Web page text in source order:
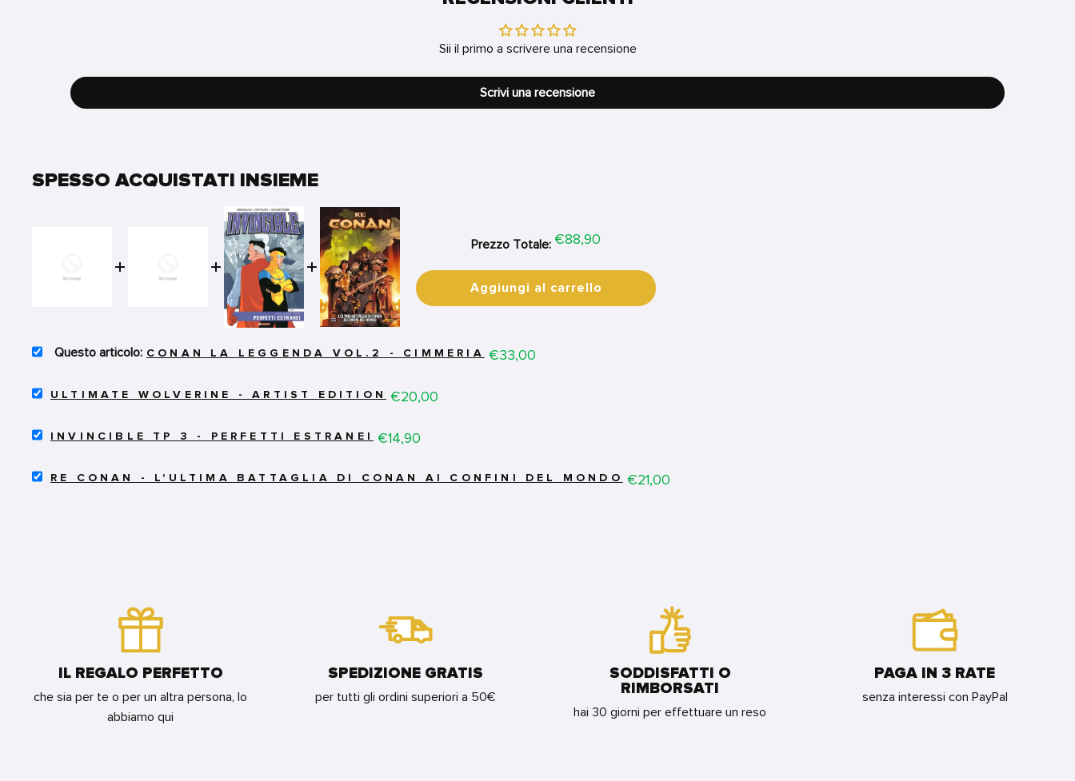
Sii il primo a scrivere una recensione
Scrivi una recensione
SPESSO ACQUISTATI INSIEME
Prezzo Totale: Price
€88,90
Aggiungi al carrello
SELECT
LEGGENDA
CIMMERIA
CONAN LA LEGGENDA VOL.2 - CIMMERIA Price
€33,00
SELECT
-
FOR
ULTIMATE WOLVERINE - ARTIST EDITION Price
€20,00
SELECT
3
INVINCIBLE TP 3 - PERFETTI ESTRANEI Price
€14,90
SELECT
RE CONAN - L'ULTIMA BATTAGLIA DI CONAN AI CONFINI DEL MONDO Price
€21,00
IL REGALO PERFETTO
che sia per te o per un altra persona, lo
abbiamo qui
SPEDIZIONE GRATIS
per tutti gli ordini superiori a 50€
SODDISFATTI O
RIMBORSATI
hai 30 giorni per effettuare un reso
PAGA IN 3 RATE
senza interessi con PayPal